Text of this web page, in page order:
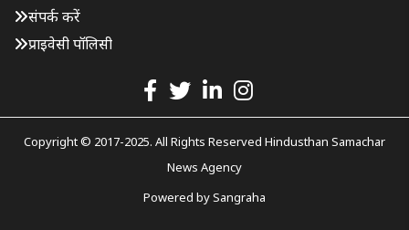
संपर्क करें
प्राइवेसी पॉलिसी
Copyright © 2017-2025. All Rights Reserved Hindusthan Samachar
News Agency
Powered bySangraha